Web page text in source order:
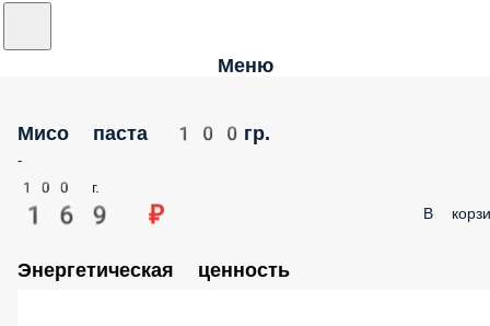
Меню
Мисо паста 100гр.
-
100 г.
169 ₽ В
Энергетическая ценность